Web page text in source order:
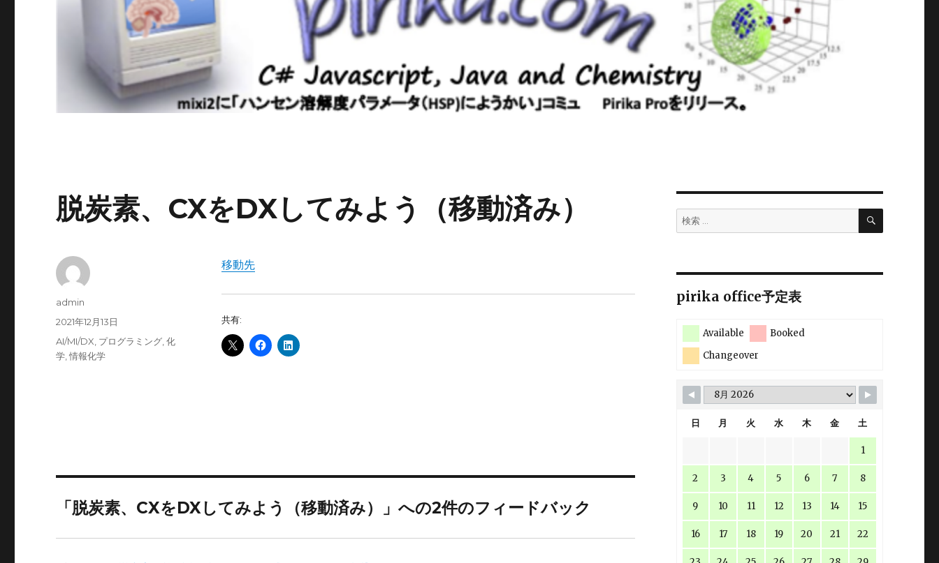
脱炭素、CXをDXしてみよう（移動済み）
移動先
共有:
投
admin
投
日:
2021年12月13日
カ
テ
AI/MI/DX プログラミング ,化
学 ,情報化学
「脱炭素、CXをDXしてみよう（移動済み）」への2件のフィードバック
検
索:
検
pirika office予定表
Available
Booked
Changeover
日 月 火 水 木 金 土
1
2 3 4 5 6 7 8
9 10 11 12 13 14 15
16 17 18 19 20 21 22